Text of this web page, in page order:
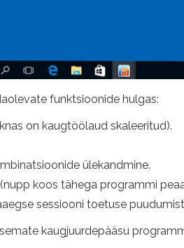
funktsioonide hulgas:
on kaugtöölaud skaleeritud).
ülekandmine.
koos tähega programmi
sessiooni toetuse
kaugjuurdepääsu